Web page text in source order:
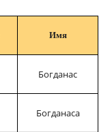
Имя
Богданас
Богданаса